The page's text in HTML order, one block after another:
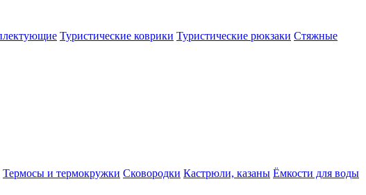
Туристические коврики Туристические рюкзаки Стяжные
Термосы и термокружки Сковородки Кастрюли, казаны Ёмкости для воды